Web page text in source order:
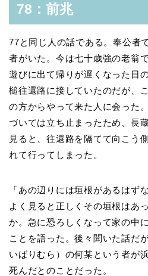
78：前兆
77と同じ人の話である。奉公者
者がいた。今は七十歳強の老翁
遊びに出て帰りが遅くなった日
槌往還路に接していたのだが、
の方からやって来た人に会った
づいては立ち止まったため、長
見ると、往還路を隔てて向こう
れて行ってしまった。
「あの辺りには垣根があるはず
よく見ると正しくその垣根はあ
か。急に恐ろしくなって家の中
ことを語った。後々聞いた話だ
いばりむら）の何某という者が
死んだとのことだった。